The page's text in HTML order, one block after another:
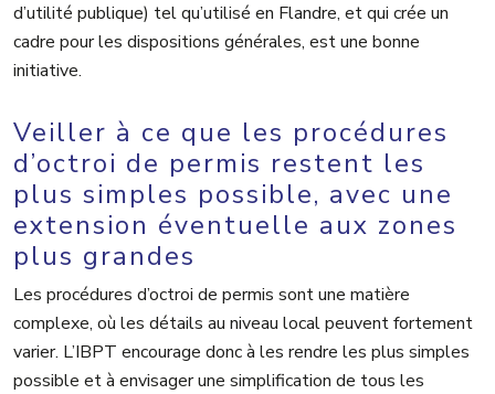
d’utilité publique) tel qu’utilisé en Flandre, et qui crée un
cadre pour les dispositions générales, est une bonne
initiative.
Veiller à ce que les procédures
d’octroi de permis restent les
plus simples possible, avec une
extension éventuelle aux zones
plus grandes
Les procédures d’octroi de permis sont une matière
complexe, où les détails au niveau local peuvent fortement
varier. L’IBPT encourage donc à les rendre les plus simples
possible et à envisager une simplification de tous les